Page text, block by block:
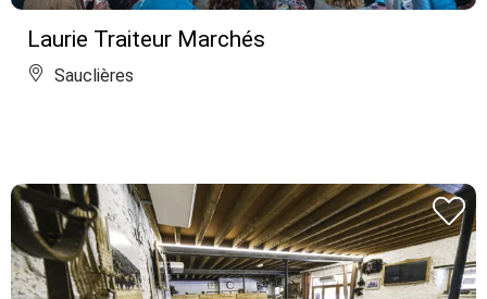
Laurie Traiteur Marchés
Sauclières